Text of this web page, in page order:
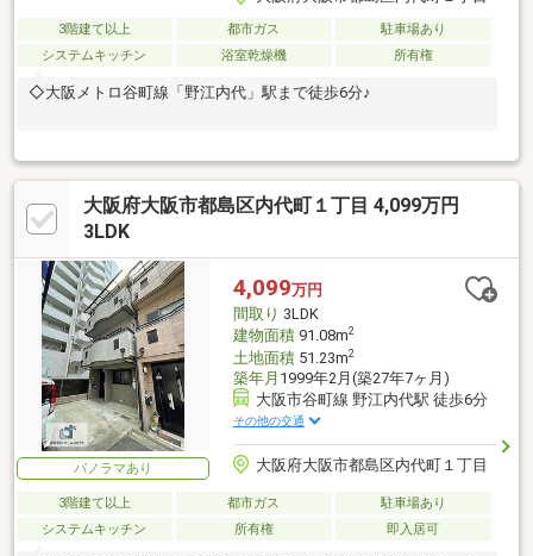
3階建て以上 都市ガス
駐車場あり
システムキッチン
浴室乾燥機 所有権
◇大阪メトロ谷町線「野江内代」駅まで徒歩6分♪
大阪府大阪市都島区内代町１丁目 4,099万円
3LDK
パノラマあり
4,099万円
間取り 3LDK
建物面積91.08m2
土地面積51.23m2
築年月 1999年2月(築27年7ヶ月)
大阪市谷町線 野江内代駅 徒歩6分
その他の交通
大阪府大阪市都島区内代町１丁目
3階建て以上 都市ガス
駐車場あり
システムキッチン
所有権 即入居可